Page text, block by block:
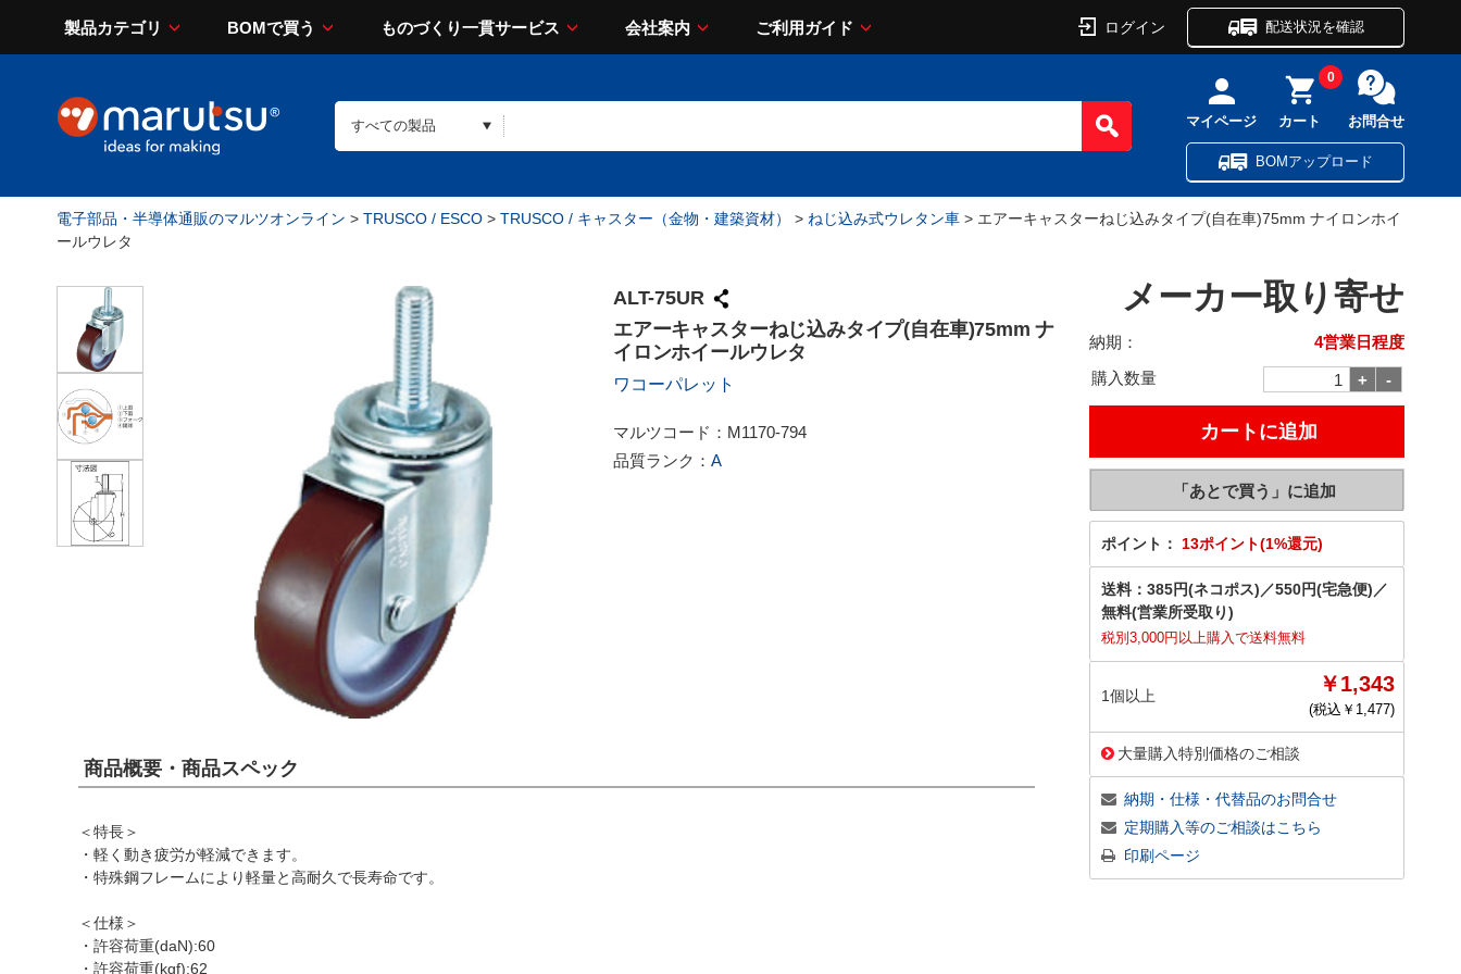
製品カテゴリ BOMで買う ものづくり一貫サービス 会社案内 ご利用ガイド ログイン 配送状況を確認
マイページ カート
0
お問合せ
BOMアップロード
電子部品・半導体通販のマルツオンライン > TRUSCO / ESCO > TRUSCO / キャスター（金物・建築資材） > ねじ込み式ウレタン車 > エアーキャスターねじ込みタイプ(自在車)75mm ナイロンホイ
ールウレタ
ALT-75UR
エアーキャスターねじ込みタイプ(自在車)75mm ナ
イロンホイールウレタ
ワコーパレット
マルツコード： M1170-794
品質ランク： A
メーカー取り寄せ
納期：
4営業日程度
購入数量
ポイント： 13ポイント(1%還元)
送料： 385円(ネコポス) ／550円(宅急便) ／
無料(営業所受取り)
税別3,000円以上購入で送料無料
1個以上 ￥1,343
(税込￥ 1,477)
大量購入特別価格のご相談
納期・仕様・代替品のお問合せ
定期購入等のご相談はこちら
印刷ページ
商品概要・商品スペック
＜特長＞
・軽く動き疲労が軽減できます。
・特殊鋼フレームにより軽量と高耐久で長寿命です。
＜仕様＞
・許容荷重(daN):60
・許容荷重(kgf):62